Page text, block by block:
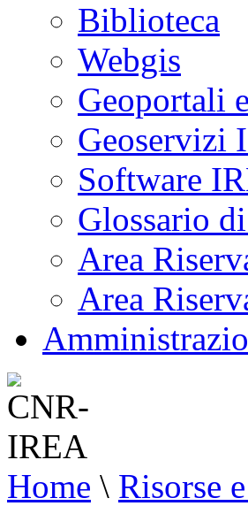
Biblioteca
Webgis
Geoportali
Geoservizi
Software
Glossario
Area
Area
Home \ Risorse